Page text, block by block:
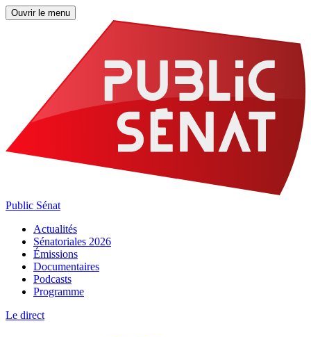
Ouvrir le menu
Public Sénat
Actualités
Sénatoriales 2026
Émissions
Documentaires
Podcasts
Programme
Le direct